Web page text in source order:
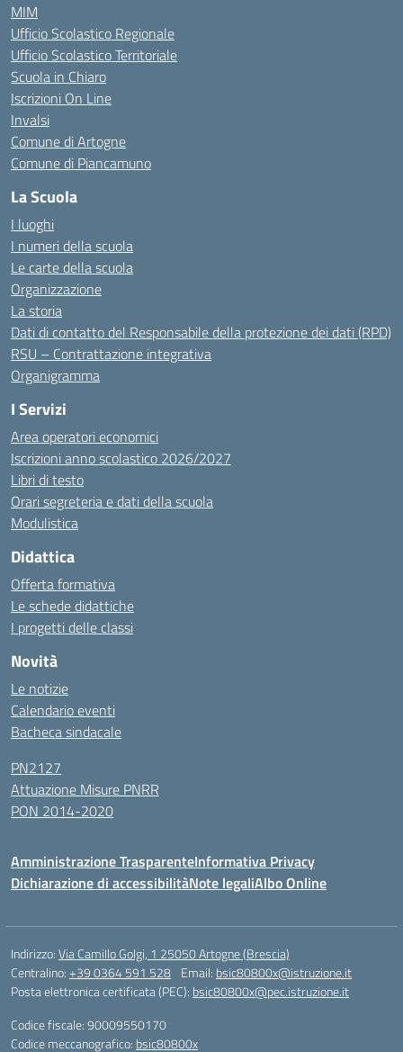
MIM
Ufficio Scolastico Regionale
Ufficio Scolastico Territoriale
Scuola in Chiaro
Iscrizioni On Line
Invalsi
Comune di Artogne
Comune di Piancamuno
La Scuola
I luoghi
I numeri della scuola
Le carte della scuola
Organizzazione
La storia
Dati di contatto del Responsabile della protezione dei dati (RPD)
RSU – Contrattazione integrativa
Organigramma
I Servizi
Area operatori economici
Iscrizioni anno scolastico 2026/2027
Libri di testo
Orari segreteria e dati della scuola
Modulistica
Didattica
Offerta formativa
Le schede didattiche
I progetti delle classi
Novità
Le notizie
Calendario eventi
Bacheca sindacale
PN2127
Attuazione Misure PNRR
PON 2014-2020
Amministrazione TrasparenteInformativa Privacy
Dichiarazione di accessibilitàNote legaliAlbo Online
Indirizzo:Via Camillo Golgi, 1 25050 Artogne (Brescia)
Centralino:+39 0364 591 528 Email: bsic80800x@istruzione.it
Posta elettronica certificata (PEC): bsic80800x@pec.istruzione.it
Codice fiscale: 90009550170
Codice meccanografico: bsic80800x